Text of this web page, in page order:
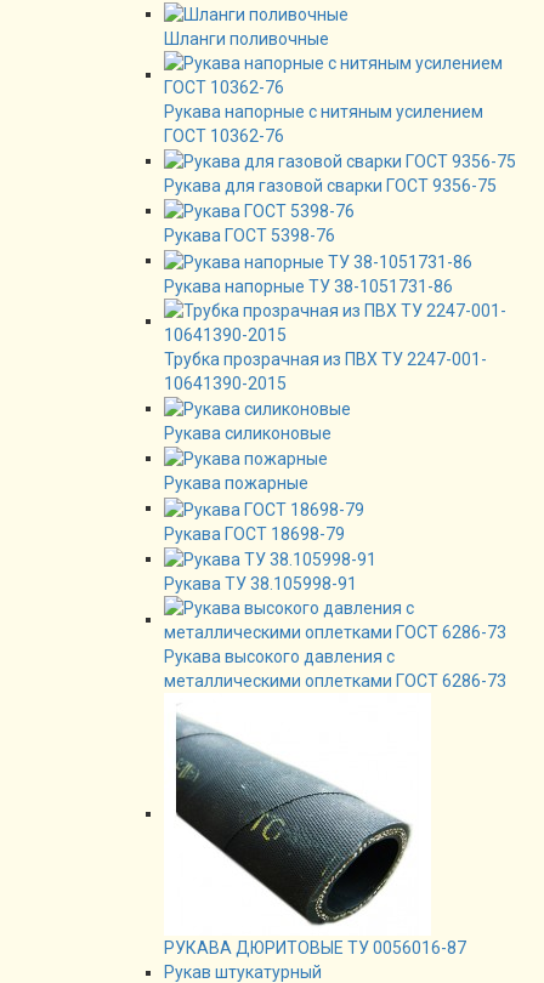
Шланги поливочные
Рукава напорные с нитяным усилением
ГОСТ 10362-76
Рукава для газовой сварки ГОСТ 9356-75
Рукава ГОСТ 5398-76
Рукава напорные ТУ 38-1051731-86
Трубка прозрачная из ПВХ ТУ 2247-001-
10641390-2015
Рукава силиконовые
Рукава пожарные
Рукава ГОСТ 18698-79
Рукава ТУ 38.105998-91
Рукава высокого давления с
металлическими оплетками ГОСТ 6286-73
РУКАВА ДЮРИТОВЫЕ ТУ 0056016-87
Рукав штукатурный